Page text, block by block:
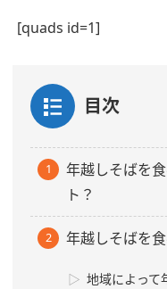
[quads id=1]
目次
年越しそばを
ト？
年越しそばを
地域によって